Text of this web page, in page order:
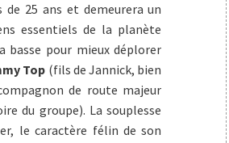
de 25 ans et demeurera un
essentiels de la planète
basse pour mieux déplorer
Top (fils de Jannick, bien
de route majeur
du groupe). La souplesse
le caractère félin de son